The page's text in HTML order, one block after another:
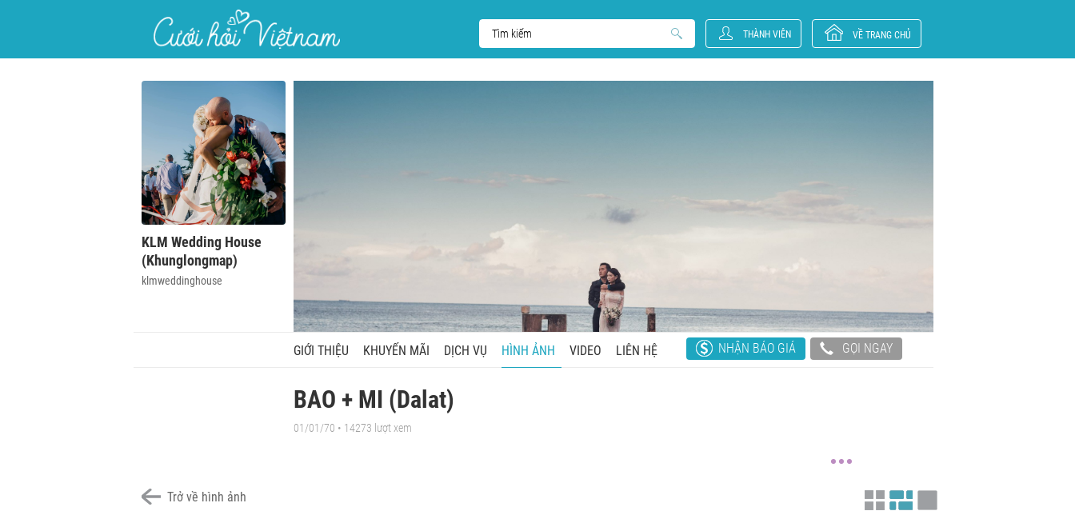
THÀNH VIÊN VỀ TRANG CHỦ
KLM Wedding House
(Khunglongmap)
klmweddinghouse
GIỚI THIỆU KHUYẾN MÃI DỊCH VỤ HÌNH ẢNH VIDEO LIÊN HỆ NHẬN BÁO GIÁ GỌI NGAY
BAO + MI (Dalat)
01/01/70 • 14273 lượt xem
Trở về hình ảnh